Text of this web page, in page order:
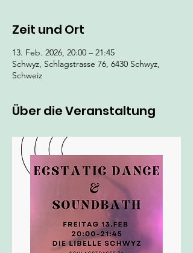
Zeit und Ort
13. Feb. 2026, 20:00 – 21:45
Schwyz, Schlagstrasse 76, 6430 Schwyz,
Schweiz
Über die Veranstaltung